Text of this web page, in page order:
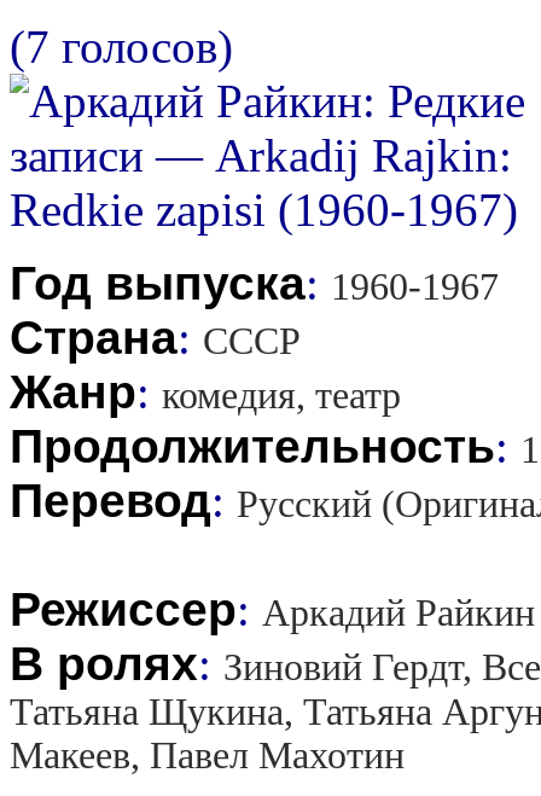
(7 голосов)
Год выпуска: 1960-1967
Страна: СССР
Жанр: комедия, театр
Продолжительность:
Перевод: Русский
Режиссер: Аркадий Райкин
В ролях: Зиновий Гердт,
Татьяна Щукина, Татьяна
Макеев, Павел Махотин